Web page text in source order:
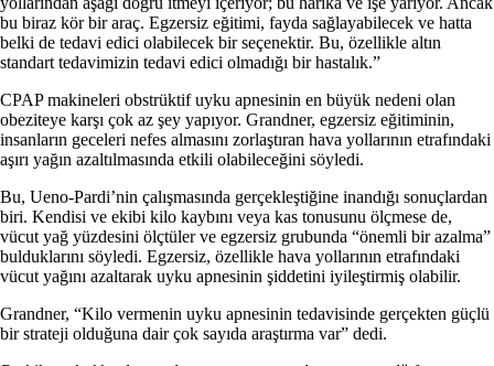
bu biraz kör bir araç. Egzersiz eğitimi, fayda sağlayabilecek ve hatta
belki de tedavi edici olabilecek bir seçenektir. Bu, özellikle altın
standart tedavimizin tedavi edici olmadığı bir hastalık.”
CPAP makineleri obstrüktif uyku apnesinin en büyük nedeni olan
obeziteye karşı çok az şey yapıyor. Grandner, egzersiz eğitiminin,
insanların geceleri nefes almasını zorlaştıran hava yollarının etrafındaki
aşırı yağın azaltılmasında etkili olabileceğini söyledi.
Bu, Ueno-Pardi’nin çalışmasında gerçekleştiğine inandığı sonuçlardan
biri. Kendisi ve ekibi kilo kaybını veya kas tonusunu ölçmese de,
vücut yağ yüzdesini ölçtüler ve egzersiz grubunda “önemli bir azalma”
bulduklarını söyledi. Egzersiz, özellikle hava yollarının etrafındaki
vücut yağını azaltarak uyku apnesinin şiddetini iyileştirmiş olabilir.
Grandner, “Kilo vermenin uyku apnesinin tedavisinde gerçekten güçlü
bir strateji olduğuna dair çok sayıda araştırma var” dedi.